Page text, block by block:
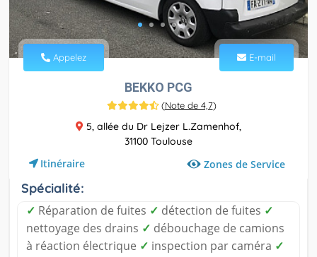
Appelez E-mail
BEKKO PCG
(Note de 4,7)
5, allée du Dr Lejzer L.Zamenhof,
31100 Toulouse
Itinéraire Zones de Service
Spécialité:
✓ Réparation de fuites ✓ détection de fuites ✓
nettoyage des drains ✓ débouchage de camions
à réaction électrique ✓ inspection par caméra ✓